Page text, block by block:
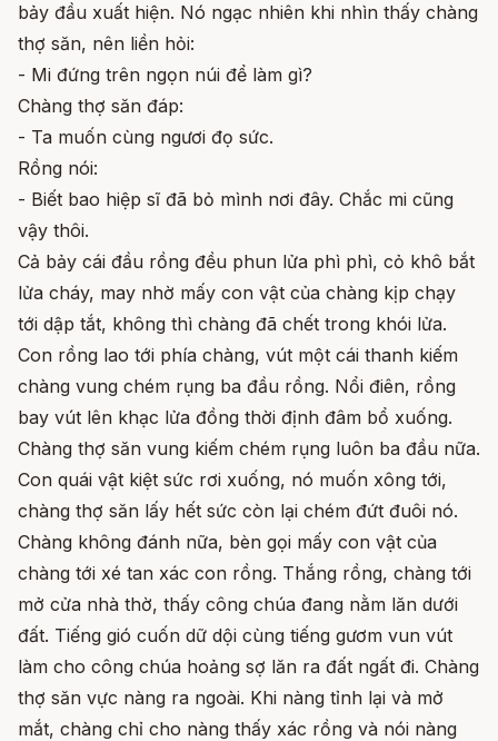
bảy đầu xuất hiện. Nó ngạc nhiên khi nhìn thấy chàng
thợ săn, nên liền hỏi:
- Mi đứng trên ngọn núi để làm gì?
Chàng thợ săn đáp:
- Ta muốn cùng ngươi đọ sức.
Rồng nói:
- Biết bao hiệp sĩ đã bỏ mình nơi đây. Chắc mi cũng
vậy thôi.
Cả bảy cái đầu rồng đều phun lửa phì phì, cỏ khô bắt
lửa cháy, may nhờ mấy con vật của chàng kịp chạy
tới dập tắt, không thì chàng đã chết trong khói lửa.
Con rồng lao tới phía chàng, vút một cái thanh kiếm
chàng vung chém rụng ba đầu rồng. Nổi điên, rồng
bay vút lên khạc lửa đồng thời định đâm bổ xuống.
Chàng thợ săn vung kiếm chém rụng luôn ba đầu nữa.
Con quái vật kiệt sức rơi xuống, nó muốn xông tới,
chàng thợ săn lấy hết sức còn lại chém đứt đuôi nó.
Chàng không đánh nữa, bèn gọi mấy con vật của
chàng tới xé tan xác con rồng. Thắng rồng, chàng tới
mở cửa nhà thờ, thấy công chúa đang nằm lăn dưới
đất. Tiếng gió cuốn dữ dội cùng tiếng gươm vun vút
làm cho công chúa hoảng sợ lăn ra đất ngất đi. Chàng
thợ săn vực nàng ra ngoài. Khi nàng tỉnh lại và mở
mắt, chàng chỉ cho nàng thấy xác rồng và nói nàng